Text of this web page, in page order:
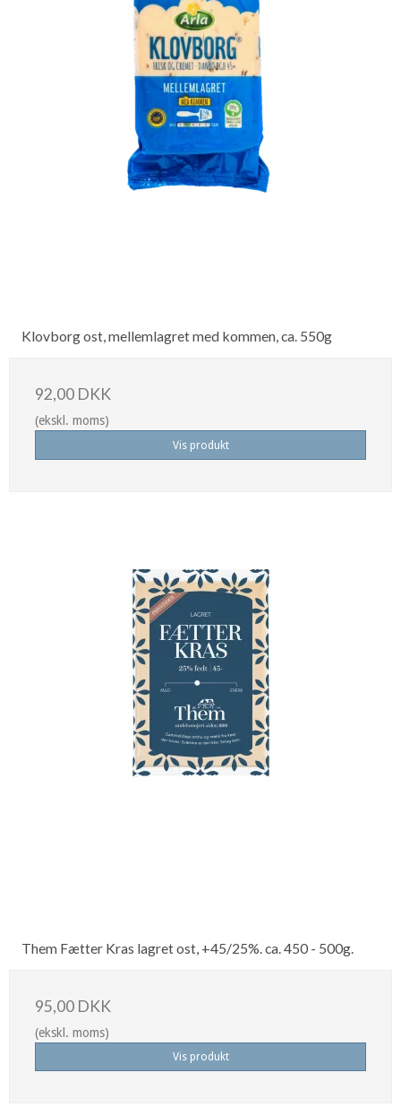
Klovborg ost, mellemlagret med kommen, ca. 550g
92,00 DKK
(ekskl. moms)
Vis produkt
Them Fætter Kras lagret ost, +45/25%. ca. 450 - 500g.
95,00 DKK
(ekskl. moms)
Vis produkt